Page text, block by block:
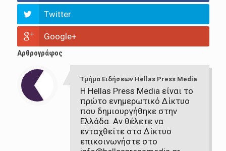
Twitter
Google+
Αρθρογράφος
Τμήμα Ειδήσεων Hellas Press Media
Η Hellas Press Media είναι το
πρώτο ενημερωτικό Δίκτυο
που δημιουργήθηκε στην
Ελλάδα. Αν θέλετε να
ενταχθείτε στο Δίκτυο
επικοινωνήστε στο